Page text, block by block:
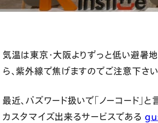
気温は東京・大阪よりずっと低い避暑
ら、紫外線で焦げますのでご注意下さい
最近、バズワード扱いで「ノーコード
カスタマイズ出来るサービスである